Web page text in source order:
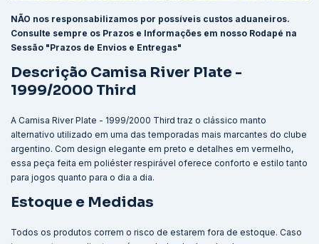
NÃO nos responsabilizamos por possíveis custos aduaneiros.
Consulte sempre os Prazos e Informações em nosso Rodapé na
Sessão "Prazos de Envios e Entregas"
Descrição Camisa River Plate -
1999/2000 Third
A Camisa River Plate - 1999/2000 Third traz o clássico manto
alternativo utilizado em uma das temporadas mais marcantes do clube
argentino. Com design elegante em preto e detalhes em vermelho,
essa peça feita em poliéster respirável oferece conforto e estilo tanto
para jogos quanto para o dia a dia.
Estoque e Medidas
Todos os produtos correm o risco de estarem fora de estoque. Caso